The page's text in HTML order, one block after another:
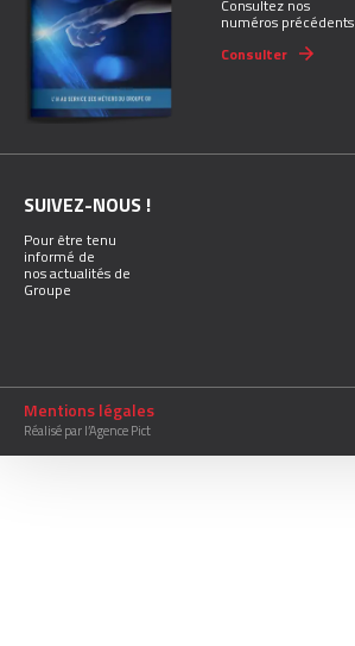
Consultez nos
numéros précédents
Consulter
SUIVEZ-NOUS !
Pour être tenu
informé de
nos actualités de
Groupe
Mentions légales
Réalisé par l’Agence Pict